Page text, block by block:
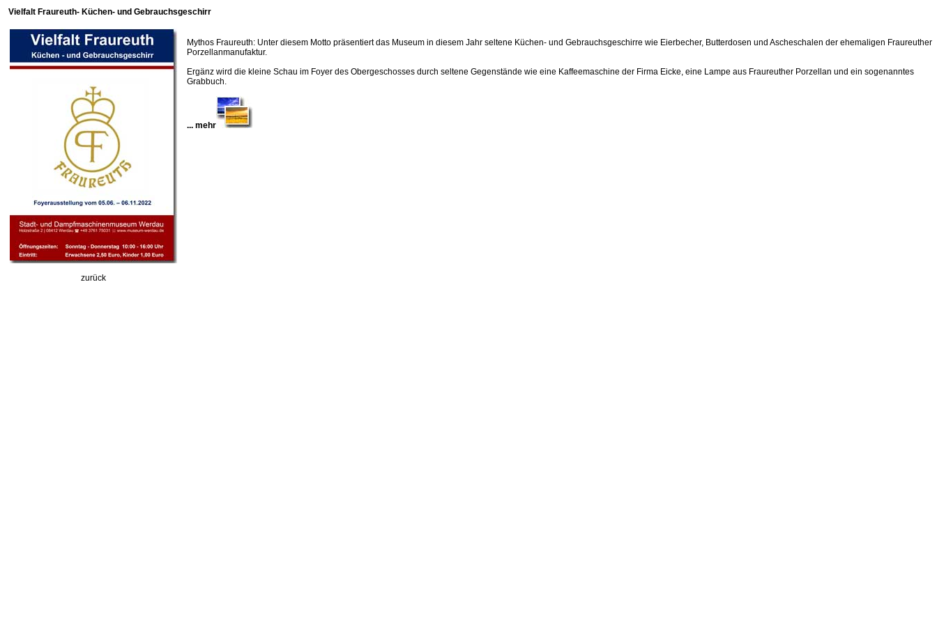
Vielfalt Fraureuth- Küchen- und Gebrauchsgeschirr
zurück
Mythos Fraureuth: Unter diesem Motto präsentiert das Museum in diesem Jahr seltene Küchen- und Gebrauchsgeschirre wie Eierbecher, Butterdosen und Ascheschalen der ehemaligen Fraureuther
Porzellanmanufaktur.
Ergänz wird die kleine Schau im Foyer des Obergeschosses durch seltene Gegenstände wie eine Kaffeemaschine der Firma Eicke, eine Lampe aus Fraureuther Porzellan und ein sogenanntes
Grabbuch.
... mehr